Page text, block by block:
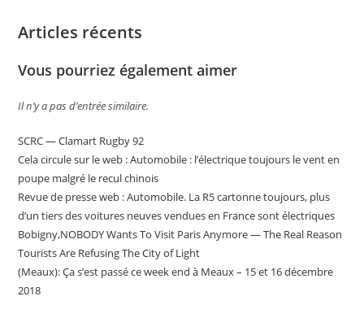
Articles récents
Vous pourriez également aimer
Il n’y a pas d’entrée similaire.
SCRC — Clamart Rugby 92
Cela circule sur le web : Automobile : l’électrique toujours le vent en
poupe malgré le recul chinois
Revue de presse web : Automobile. La R5 cartonne toujours, plus
d’un tiers des voitures neuves vendues en France sont électriques
Bobigny,NOBODY Wants To Visit Paris Anymore — The Real Reason
Tourists Are Refusing The City of Light
(Meaux): Ça s’est passé ce week end à Meaux – 15 et 16 décembre
2018